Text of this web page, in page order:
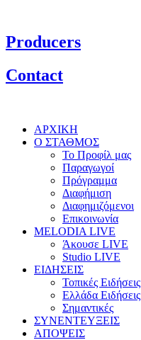
Producers
Contact
ΑΡΧΙΚΗ
Ο ΣΤΑΘΜΟΣ
Το Προφίλ μας
Παραγωγοί
Πρόγραμμα
Διαφήμιση
Διαφημιζόμενοι
Επικοινωνία
MELODIA LIVE
Άκουσε LIVE
Studio LIVE
ΕΙΔΗΣΕΙΣ
Τοπικές Ειδήσεις
Ελλάδα Ειδήσεις
Σημαντικές
ΣΥΝΕΝΤΕΥΞΕΙΣ
ΑΠΟΨΕΙΣ